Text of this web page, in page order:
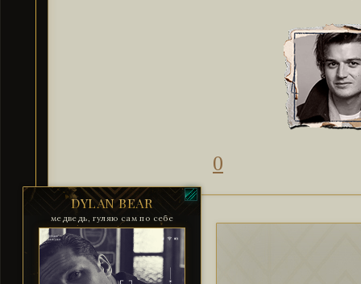
0
DYLAN BEAR
медведь, гуляю сам по себе